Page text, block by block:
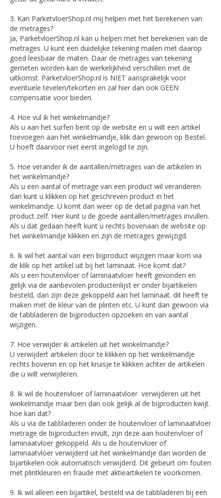
3. Kan ParketvloerShop.nl mij helpen met het berekenen van
de metrages?
Ja, ParketvloerShop.nl kan u helpen met het berekenen van de
metrages. U kunt een duidelijke tekening mailen met daarop
goed leesbaar de maten. Daar de metrages van tekening
gemeten worden kan de werkelijkheid verschillen met de
uitkomst. ParketvloerShop.nl is NIET aansprakelijk voor
eventuele tevelen/tekorten en zal hier dan ook GEEN
compensatie voor bieden.
4. Hoe vul ik het winkelmandje?
Als u aan het surfen bent op de website en u wilt een artikel
toevoegen aan het winkelmandje, klik dan gewoon op Bestel.
U hoeft daarvoor niet eerst ingelogd te zijn.
5. Hoe verander ik de aantallen/metrages van de artikelen in
het winkelmandje?
Als u een aantal of metrage van een product wil veranderen
dan kunt u klikken op het geschreven product in het
winkelmandje. U komt dan weer op de detail pagina van het
product zelf. Hier kunt u de goede aantallen/metrages invullen.
Als u dat gedaan heeft kunt u rechts bovenaan de website op
het winkelmandje klikken en zijn de metrages gewijzigd.
6. Ik wil het aantal van een bijproduct wijzigen maar kom via
de klik op het artikel uit bij het laminaat. Hoe komt dat?
Als u een houtenvloer of laminaatvloer heeft gevonden en
gelijk via de aanbevolen productenlijst er onder bijartikelen
besteld, dan zijn deze gekoppeld aan het laminaat. dit heeft te
maken met de kleur van de plinten etc. U kunt dan gewoon via
de tabbladeren de bijproducten opzoeken en van aantal
wijzigen.
7. Hoe verwijder ik artikelen uit het winkelmandje?
U verwijdert artikelen door te klikken op het winkelmandje
rechts bovenin en op het kruisje te klikken achter de artikelen
die u wilt verwijderen.
8. Ik wil de houtenvloer of laminaatvloer verwijderen uit het
winkelmandje maar ben dan ook gelijk al de bijproducten kwijt.
hoe kan dat?
Als u via de tabbladeren onder de houtenvloer of laminaatvloer
metrage de bijproducten invult, zijn deze aan houtenvloer of
laminaatvloer gekoppeld. Als u de houtenvloer of
laminaatvloer verwijderd uit het winkelmandje dan worden de
bijartikelen ook automatisch verwijderd. Dit gebeurt om fouten
met plintkleuren en fraude met aktieartikelen te voorkomen.
9. Ik wil alleen een bijartikel, besteld via de tabbladeren bij een